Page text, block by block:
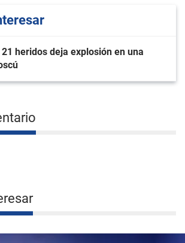
heridos deja explosión en una